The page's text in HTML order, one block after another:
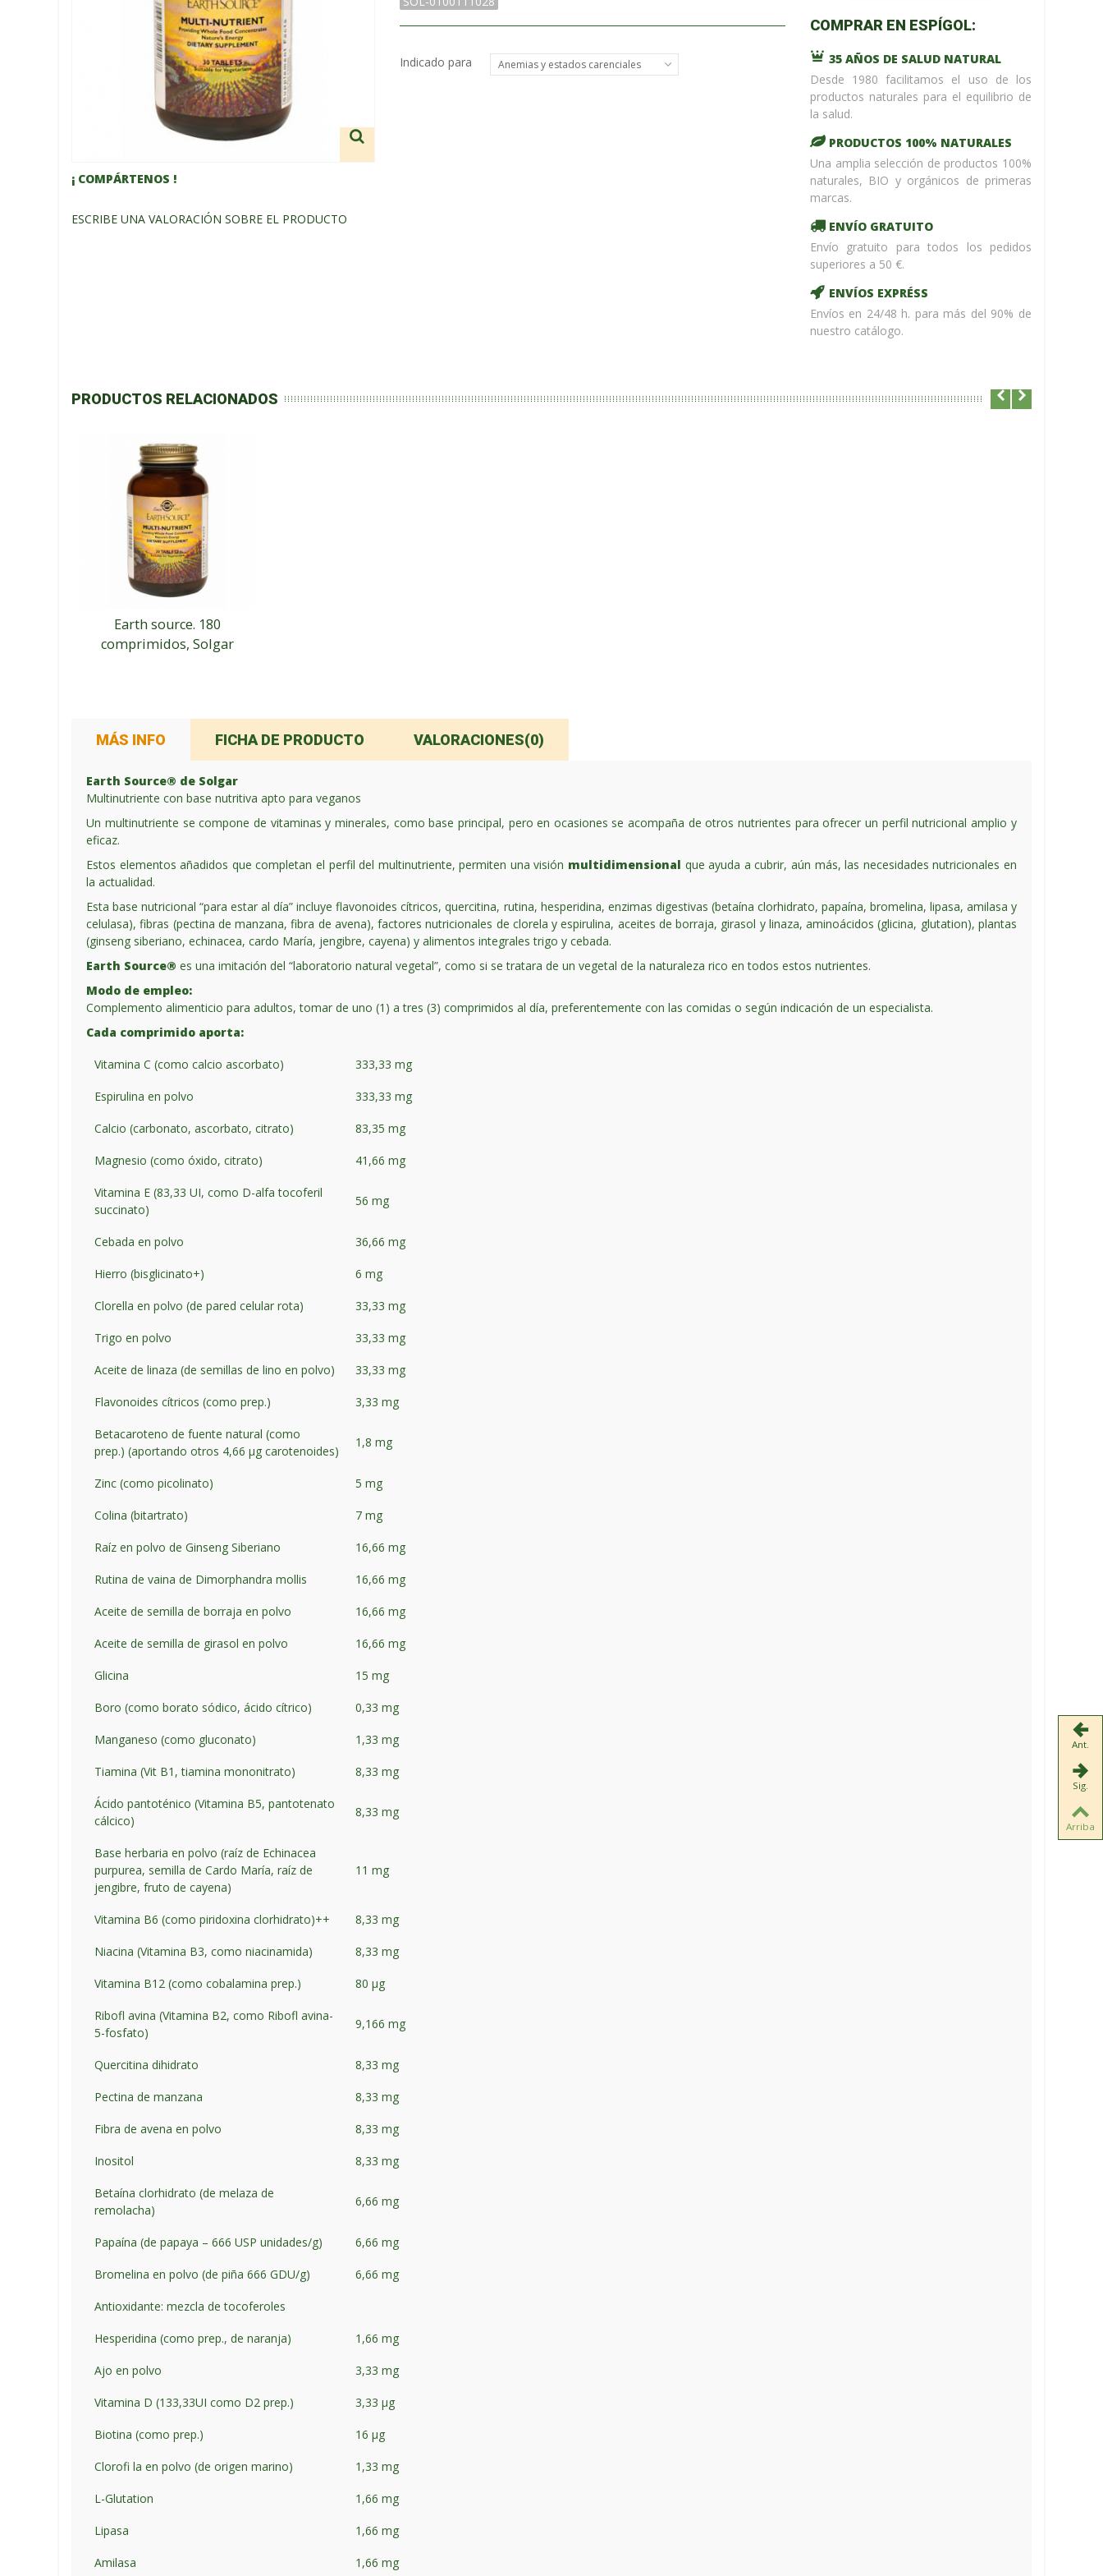
/home/upntonvr/
codeon
line 59
¡ %Dto !
¡ COMPÁRTENOS !
ESCRIBE UNA VALORACIÓN SOBRE EL PRODUCTO
Indicado para Anemias y estados carenciales
COMPRAR EN ESPÍGOL:
35 AÑOS DE SALUD NATURAL
Desde 1980 facilitamos el uso de los
productos naturales para el equilibrio de
la salud.
PRODUCTOS 100% NATURALES
Una amplia selección de productos 100%
naturales, BIO y orgánicos de primeras
marcas.
ENVÍO GRATUITO
Envío gratuito para todos los pedidos
superiores a 50 €.
ENVÍOS EXPRÉSS
Envíos en 24/48 h. para más del 90% de
nuestro catálogo.
PRODUCTOS RELACIONADOS
Earth source. 180
comprimidos, Solgar
MÁS INFO FICHA DE PRODUCTO VALORACIONES(0)
Earth Source® de Solgar
Multinutriente con base nutritiva apto para veganos
Un multinutriente se compone de vitaminas y minerales, como base principal, pero en ocasiones se acompaña de otros nutrientes para ofrecer un perfil nutricional amplio y
eficaz.
Estos elementos añadidos que completan el perfil del multinutriente, permiten una visión multidimensional que ayuda a cubrir, aún más, las necesidades nutricionales en
la actualidad.
Esta base nutricional “para estar al día” incluye flavonoides cítricos, quercitina, rutina, hesperidina, enzimas digestivas (betaína clorhidrato, papaína, bromelina, lipasa, amilasa y
celulasa), fibras (pectina de manzana, fibra de avena), factores nutricionales de clorela y espirulina, aceites de borraja, girasol y linaza, aminoácidos (glicina, glutation), plantas
(ginseng siberiano, echinacea, cardo María, jengibre, cayena) y alimentos integrales trigo y cebada.
Earth Source®es una imitación del “laboratorio natural vegetal”, como si se tratara de un vegetal de la naturaleza rico en todos estos nutrientes.
Modo de empleo:
Complemento alimenticio para adultos, tomar de uno (1) a tres (3) comprimidos al día, preferentemente con las comidas o según indicación de un especialista.
Cada comprimido aporta:
Vitamina C (como calcio ascorbato) 333,33 mg
Espirulina en polvo 333,33 mg
Calcio (carbonato, ascorbato, citrato) 83,35 mg
Magnesio (como óxido, citrato) 41,66 mg
Vitamina E (83,33 UI, como D-alfa tocoferil
succinato)
56 mg
Cebada en polvo 36,66 mg
Hierro (bisglicinato+) 6 mg
Clorella en polvo (de pared celular rota) 33,33 mg
Trigo en polvo 33,33 mg
Aceite de linaza (de semillas de lino en polvo) 33,33 mg
Flavonoides cítricos (como prep.) 3,33 mg
Betacaroteno de fuente natural (como
prep.) (aportando otros 4,66 μg carotenoides)
1,8 mg
Zinc (como picolinato) 5 mg
Colina (bitartrato) 7 mg
Raíz en polvo de Ginseng Siberiano 16,66 mg
Rutina de vaina de Dimorphandra mollis 16,66 mg
Aceite de semilla de borraja en polvo 16,66 mg
Aceite de semilla de girasol en polvo 16,66 mg
Glicina 15 mg
Boro (como borato sódico, ácido cítrico) 0,33 mg
Manganeso (como gluconato) 1,33 mg
Tiamina (Vit B1, tiamina mononitrato) 8,33 mg
Ácido pantoténico (Vitamina B5, pantotenato
cálcico)
8,33 mg
Base herbaria en polvo (raíz de Echinacea
purpurea, semilla de Cardo María, raíz de
jengibre, fruto de cayena)
11 mg
Vitamina B6 (como piridoxina clorhidrato)++ 8,33 mg
Niacina (Vitamina B3, como niacinamida) 8,33 mg
Vitamina B12 (como cobalamina prep.) 80 μg
Ribofl avina (Vitamina B2, como Ribofl avina-
5-fosfato)
9,166 mg
Quercitina dihidrato 8,33 mg
Pectina de manzana 8,33 mg
Fibra de avena en polvo 8,33 mg
Inositol 8,33 mg
Betaína clorhidrato (de melaza de
remolacha)
6,66 mg
Papaína (de papaya – 666 USP unidades/g) 6,66 mg
Bromelina en polvo (de piña 666 GDU/g) 6,66 mg
Antioxidante: mezcla de tocoferoles
Hesperidina (como prep., de naranja) 1,66 mg
Ajo en polvo 3,33 mg
Vitamina D (133,33UI como D2 prep.) 3,33 μg
Biotina (como prep.) 16 μg
Clorofi la en polvo (de origen marino) 1,33 mg
L-Glutation 1,66 mg
Lipasa 1,66 mg
Amilasa 1,66 mg
Ant.
Sig.
Arriba